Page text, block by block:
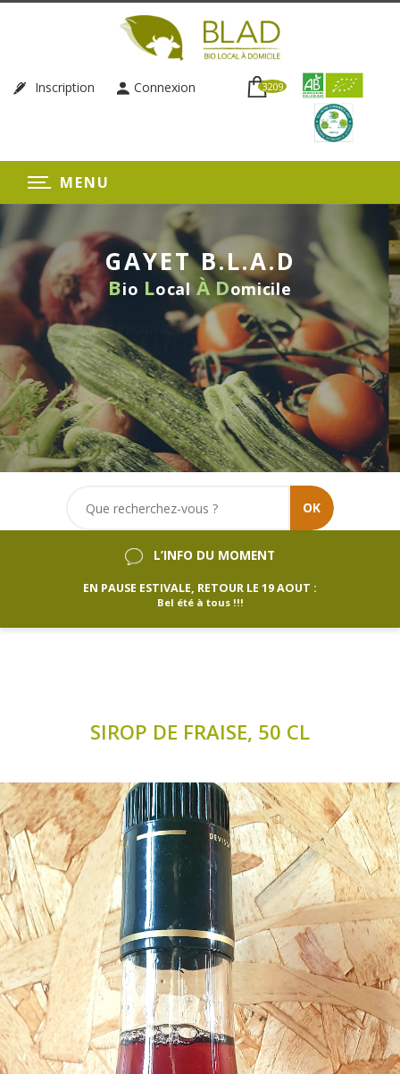
Inscription Connexion 3209
MENU
GAYET B.L.A.D
Bio Local ÀDomicile
LIVRAISON HEBDOMADAIRE
SANS ENGAGEMENT
OK
L’INFO DU MOMENT
EN PAUSE ESTIVALE, RETOUR LE 19 AOUT :
Bel été à tous !!!
SIROP DE FRAISE, 50 CL